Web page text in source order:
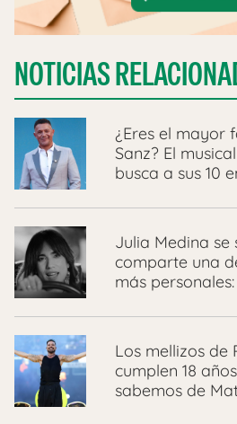
NOTICIAS
¿Eres el mayor
Sanz? El
busca a sus 10
Julia Medina se
comparte una
más
Los mellizos de
cumplen 18
sabemos de